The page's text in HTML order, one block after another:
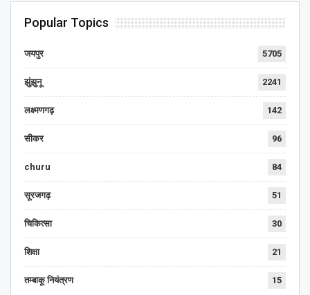
Popular Topics
जयपुर 5705
झुंझुनू 2241
लक्ष्मणगढ़ 142
सीकर 96
churu 84
सूरजगढ़ 51
चिकित्सा 30
शिक्षा 21
तम्बाकू नियंत्रण 15